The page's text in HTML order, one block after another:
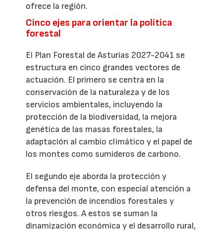
ofrece la región.
Cinco ejes para orientar la política
forestal
El Plan Forestal de Asturias 2027-2041 se
estructura en cinco grandes vectores de
actuación. El primero se centra en la
conservación de la naturaleza y de los
servicios ambientales, incluyendo la
protección de la biodiversidad, la mejora
genética de las masas forestales, la
adaptación al cambio climático y el papel de
los montes como sumideros de carbono.
El segundo eje aborda la protección y
defensa del monte, con especial atención a
la prevención de incendios forestales y
otros riesgos. A estos se suman la
dinamización económica y el desarrollo rural,